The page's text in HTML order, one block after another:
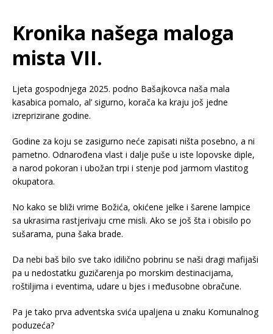
Kronika našega maloga
mista VII.
Ljeta gospodnjega 2025. podno Bašajkovca naša mala
kasabica pomalo, al’ sigurno, korača ka kraju još jedne
izreprizirane godine.
Godine za koju se zasigurno neće zapisati ništa posebno, a ni
pametno. Odnarođena vlast i dalje puše u iste lopovske diple,
a narod pokoran i ubožan trpi i stenje pod jarmom vlastitog
okupatora.
No kako se bliži vrime Božića, okićene jelke i šarene lampice
sa ukrasima rastjerivaju crne misli. Ako se još šta i obisilo po
sušarama, puna šaka brade.
Da nebi baš bilo sve tako idilično pobrinu se naši dragi mafijaši
pa u nedostatku guzičarenja po morskim destinacijama,
roštiljima i eventima, udare u bjes i međusobne obračune.
Pa je tako prva adventska svića upaljena u znaku Komunalnog
poduzeća?